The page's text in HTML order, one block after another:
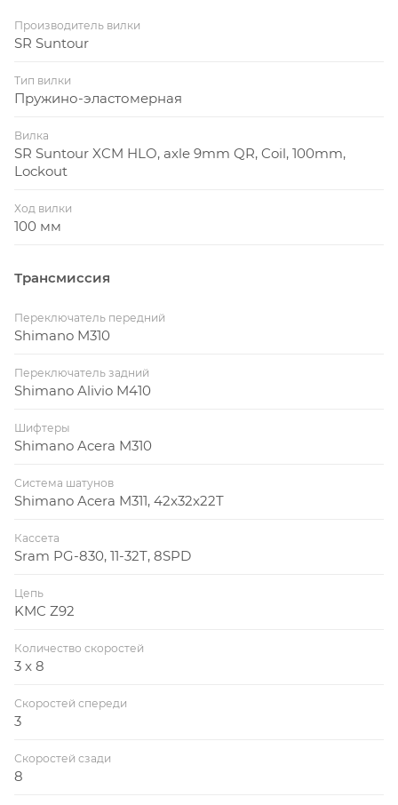
Производитель вилки
SR Suntour
Тип вилки
Пружино-эластомерная
Вилка
SR Suntour XCM HLO, axle 9mm QR, Coil, 100mm,
Lockout
Ход вилки
100 мм
Трансмиссия
Переключатель передний
Shimano M310
Переключатель задний
Shimano Alivio M410
Шифтеры
Shimano Acera M310
Система шатунов
Shimano Acera M311, 42x32x22T
Кассета
Sram PG-830, 11-32T, 8SPD
Цепь
KMC Z92
Количество скоростей
3 x 8
Скоростей спереди
3
Скоростей сзади
8